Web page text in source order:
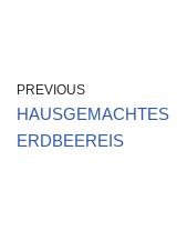
PREVIOUS
HAUSGEMACHTES
ERDBEEREIS